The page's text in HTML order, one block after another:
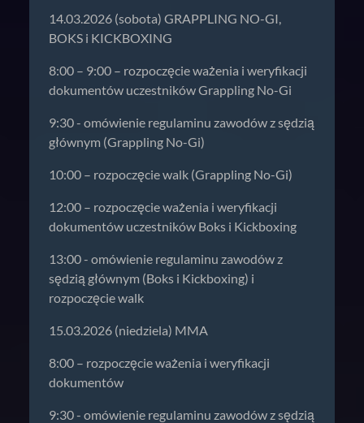
14.03.2026 (sobota) GRAPPLING NO-GI,
BOKS i KICKBOXING
8:00 – 9:00 – rozpoczęcie ważenia i weryfikacji
dokumentów uczestników Grappling No-Gi
9:30 - omówienie regulaminu zawodów z sędzią
głównym (Grappling No-Gi)
10:00 – rozpoczęcie walk (Grappling No-Gi)
12:00 – rozpoczęcie ważenia i weryfikacji
dokumentów uczestników Boks i Kickboxing
13:00 - omówienie regulaminu zawodów z
sędzią głównym (Boks i Kickboxing) i
rozpoczęcie walk
15.03.2026 (niedziela) MMA
8:00 – rozpoczęcie ważenia i weryfikacji
dokumentów
9:30 - omówienie regulaminu zawodów z sędzią